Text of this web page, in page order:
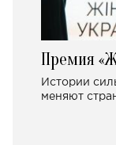
Премия
Истории
меняют